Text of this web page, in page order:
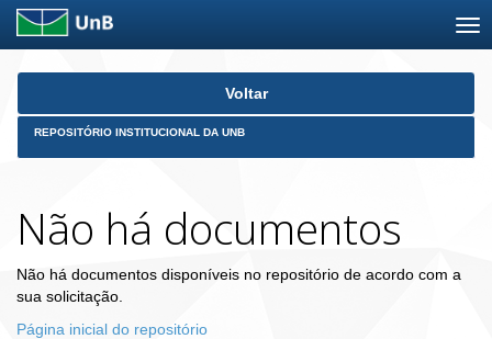
Skip
Voltar
REPOSITÓRIO INSTITUCIONAL DA UNB
Não há documentos
Não há documentos disponíveis no repositório de acordo com a
sua solicitação.
Página inicial do repositório